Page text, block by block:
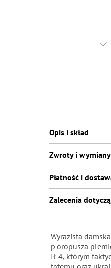
Opis i skład
Zwroty i wymiany
Płatność i
Zalecenia
Wyrazista
pióropusza
Ił-4, którym
totemu oraz